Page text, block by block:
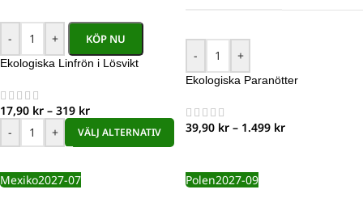
- + KÖP NU
Ekologiska Linfrön i Lösvikt
17,90 kr – 319 kr
-
+ VÄLJ ALTERNATIV
- +
Ekologiska Paranötter
39,90 kr – 1.499 kr
Mexiko2027-07 Polen2027-09